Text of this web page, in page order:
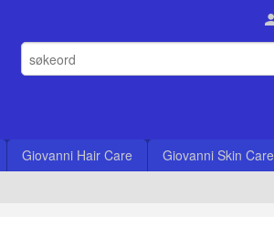
Giovanni Hair Care Giovanni Skin Care